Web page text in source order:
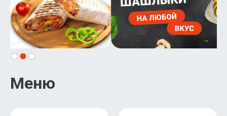
Slide 2 of 3.
Меню